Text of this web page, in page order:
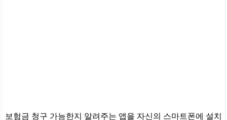
보험금 청구 가능한지 알려주는 앱을 자신의 스마트폰에 설치